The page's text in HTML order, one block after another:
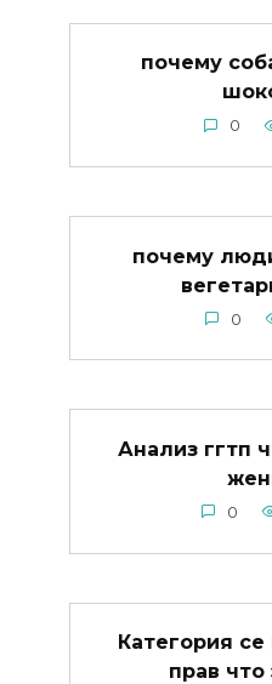
почему
0
почему
0
Анализ ггтп
0
Категория
прав что